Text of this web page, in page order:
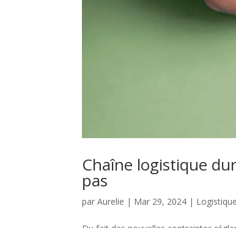
Chaîne logistique
pas
parAurelie | Mar 29, 2024 | Logistique